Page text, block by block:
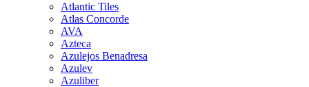
Atlantic Tiles
Atlas Concorde
AVA
Azteca
Azulejos Benadresa
Azulev
Azuliber